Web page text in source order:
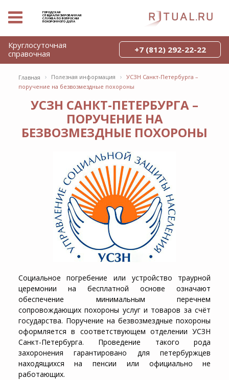
ГОРОДСКАЯ
СПЕЦИАЛИЗИРОВАННАЯ
СЛУЖБА ПО ВОПРОСАМ
ПОХОРОННОГО ДЕЛА
Главная › Полезная информация › УСЗН Санкт-Петербурга –
поручение на безвозмездные похороны
УСЗН САНКТ-ПЕТЕРБУРГА –
ПОРУЧЕНИЕ НА
БЕЗВОЗМЕЗДНЫЕ ПОХОРОНЫ
Социальное погребение или устройство траурной
церемонии на бесплатной основе означают
обеспечение минимальным перечнем
сопровождающих похороны услуг и товаров за счёт
государства. Поручение на безвозмездные похороны
оформляется в соответствующем отделении УСЗН
Санкт-Петербурга. Проведение такого рода
захоронения гарантировано для петербуржцев
находящихся на пенсии или официально не
работающих.
Круглосуточная
справочная
+7 (812) 292-22-22